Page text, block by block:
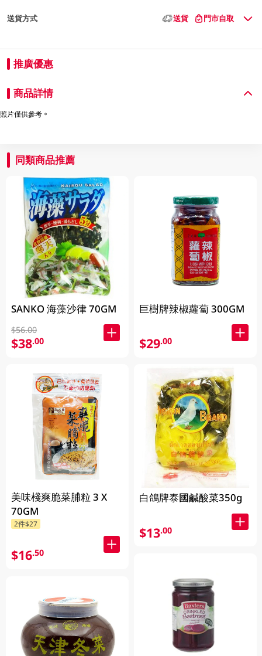
送貨方式 送貨 門市自取
推廣優惠
商品詳情
照片僅供參考。
同類商品推薦
SANKO 海藻沙律 70GM
$56.00
$38.00
美味棧爽脆菜脯粒 3 X
70GM
2件$27
$16.50
巨樹牌辣椒蘿蔔 300GM
$29.00
白鴿牌泰國鹹酸菜350g
$13.00